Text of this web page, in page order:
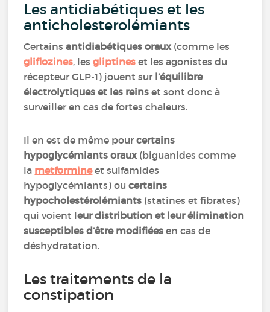
Les antidiabétiques et les
anticholesterolémiants
Certainsantidiabétiques oraux(comme les
gliflozines, lesgliptines et les agonistes du
récepteur GLP-1) jouent sur l’équilibre
électrolytiques et les reins et sont donc à
surveiller en cas de fortes chaleurs.
Il en est de même pourcertains
hypoglycémiants oraux(biguanides comme
la metformineet sulfamides
hypoglycémiants) oucertains
hypocholestérolémiants (statines et fibrates)
qui voient leur distribution et leur élimination
susceptibles d’être modifiées en cas de
déshydratation.
Les traitements de la
constipation